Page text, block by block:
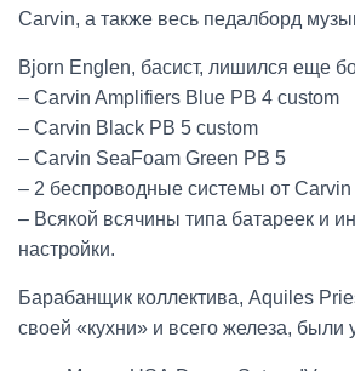
Carvin, а также весь педалборд
Bjorn Englen, басист, лишился еще
– Carvin Amplifiers Blue PB 4 custom
– Carvin Black PB 5 custom
– Carvin SeaFoam Green PB 5
– 2 беспроводные системы от Carvin
– Всякой всячины типа батареек и
настройки.
Барабанщик коллектива, Aquiles
своей «кухни» и всего железа, были